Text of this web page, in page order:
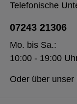
Telefonische
07243 21306
Mo. bis Sa.:
10:00 - 19:00
Oder über unser